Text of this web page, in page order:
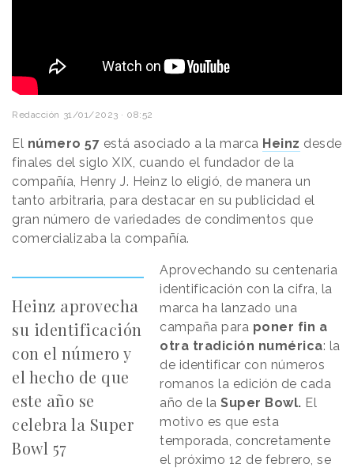
Redacción 31/01/2023 · 08:52
El número 57 está asociado a la marca Heinz desde
finales del siglo XIX, cuando el fundador de la
compañía, Henry J. Heinz lo eligió, de manera un
tanto arbitraria, para destacar en su publicidad el
gran número de variedades de condimentos que
comercializaba la compañía.
Heinz aprovecha
su identificación
con el número y
el hecho de que
este año se
celebra la Super
Bowl 57
Aprovechando su centenaria
identificación con la cifra, la
marca ha lanzado una
campaña para poner fin a
otra tradición numérica: la
de identificar con números
romanos la edición de cada
año de laSuper Bowl. El
motivo es que esta
temporada, concretamente
el próximo 12 de febrero, se